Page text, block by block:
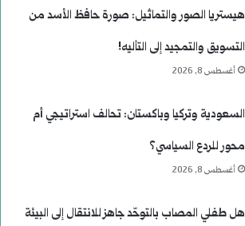
هيستريا الصور والتماثيل: صورة حافظ الأسد من
التسويق والتمجيد إلى التأليه!
أغسطس 8, 2026
السعودية وتركيا وباكستان: تحالف استراتيجي أم
محور للردع السياسي؟
أغسطس 8, 2026
هل طفلي المصاب بالتوحّد جاهز للانتقال إلى البيئة